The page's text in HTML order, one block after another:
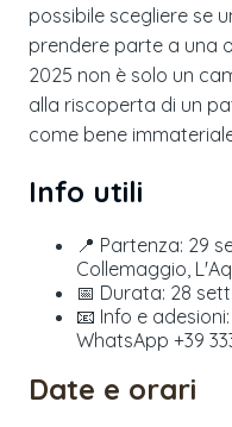
possibile scegliere se
prendere parte a una
2025 non è solo un
alla riscoperta di un
come bene
Info utili
📍 Partenza: 29
Collemaggio,
📅 Durata: 28
📧 Info e adesioni:
WhatsApp +39
Date e orari